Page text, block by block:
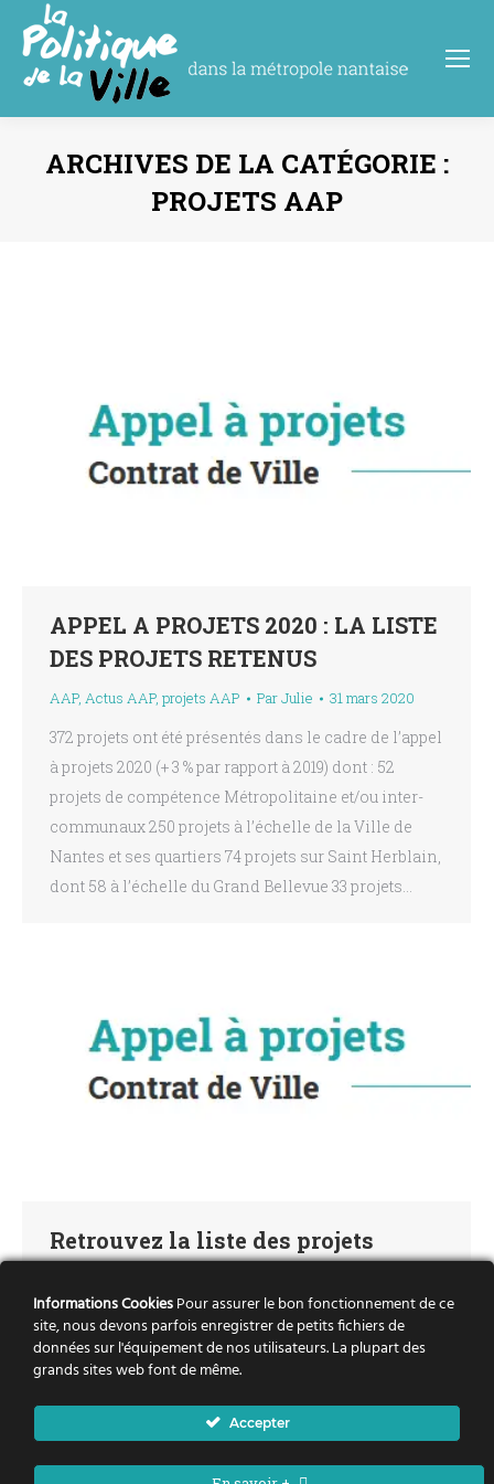
ARCHIVES DE LA CATÉGORIE :
PROJETS AAP
APPEL A PROJETS 2020 : LA LISTE
DES PROJETS RETENUS
AAP, Actus AAP, projets AAP ParJulie 31 mars 2020
372 projets ont été présentés dans le cadre de l’appel
à projets 2020 (+ 3 % par rapport à 2019) dont : 52
projets de compétence Métropolitaine et/ou inter-
communaux 250 projets à l’échelle de la Ville de
Nantes et ses quartiers 74 projets sur Saint Herblain,
dont 58 à l’échelle du Grand Bellevue 33 projets…
Retrouvez la liste des projets
projets Contrat de Ville 2019
a la une,AAP,Actus,Actus AAP ,projets AAP ParJulie
29 juillet 2019
Appel à projets contrat de ville 2019 _Liste des
projets financés
Informations CookiesPour assurer le bon fonctionnement de ce
site, nous devons parfois enregistrer de petits fichiers de
données sur l'équipement de nos utilisateurs. La plupart des
grands sites web font de même.
Accepter